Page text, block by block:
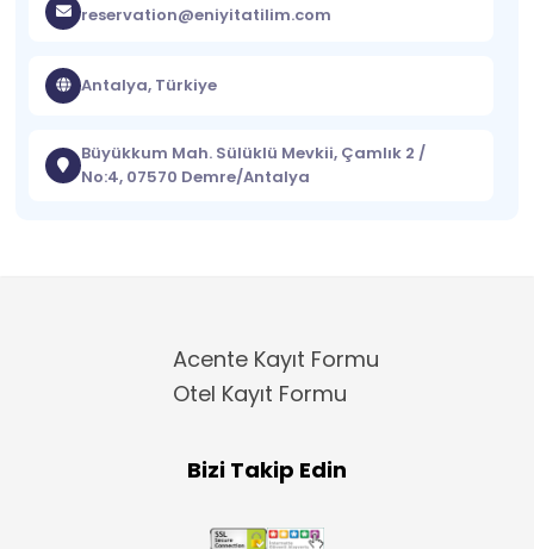
reservation@eniyitatilim.com
Antalya, Türkiye
Büyükkum Mah. Sülüklü Mevkii, Çamlık 2 /
No:4, 07570 Demre/Antalya
Acente Kayıt Formu
Otel Kayıt Formu
Bizi Takip Edin